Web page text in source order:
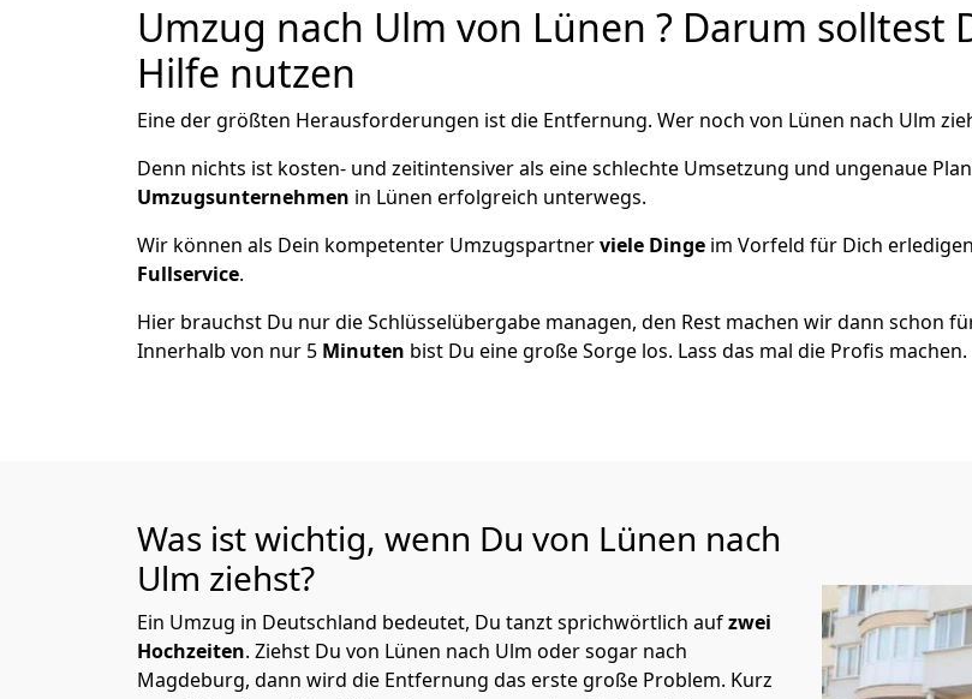
Umzug nach Ulm von Lünen ? Darum solltest
Hilfe nutzen
Eine der größten Herausforderungen ist die Entfernung. Wer noch von Lünen nach Ulm
Denn nichts ist kosten- und zeitintensiver als eine schlechte Umsetzung und ungenaue
Umzugsunternehmen in Lünen erfolgreich unterwegs.
Wir können als Dein kompetenter Umzugspartnerviele Dinge im Vorfeld für Dich
Fullservice.
Hier brauchst Du nur die Schlüsselübergabe managen, den Rest machen wir dann schon
Innerhalb von nur 5 Minuten bist Du eine große Sorge los. Lass das mal die Profis machen.
Was ist wichtig, wenn Du von Lünen nach
Ulm ziehst?
Ein Umzug in Deutschland bedeutet, Du tanzt sprichwörtlich aufzwei
Hochzeiten. Ziehst Du von Lünen nach Ulm oder sogar nach
Magdeburg, dann wird die Entfernung das erste große Problem. Kurz